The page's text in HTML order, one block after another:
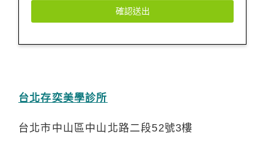
確認送出
URL
台北存奕美學診所
台北市中山區中山北路二段52號3樓